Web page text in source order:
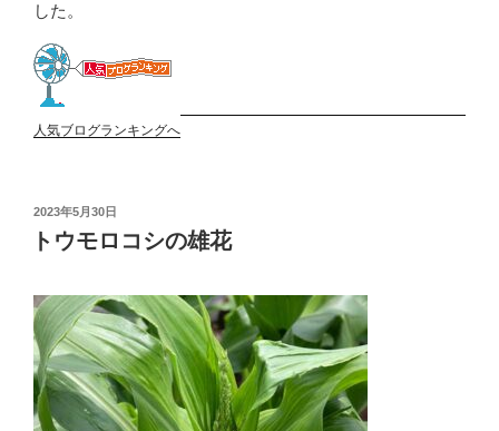
した。
人気ブログランキングへ
投
稿
日:
2023年5月30日
トウモロコシの雄花